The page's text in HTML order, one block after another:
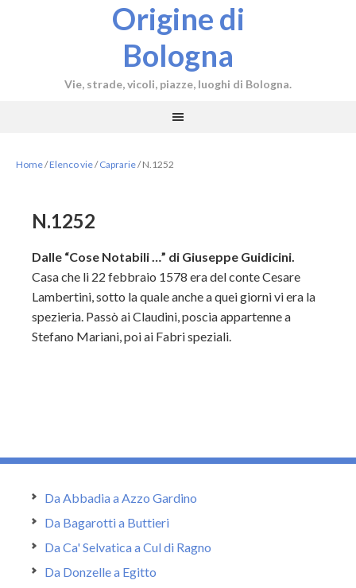
Origine di
Bologna
Vie, strade, vicoli, piazze, luoghi di Bologna.
Home/Elenco vie/ Caprarie/N.1252
N.1252
Dalle “Cose Notabili …” di Giuseppe Guidicini.
Casa che li 22 febbraio 1578 era del conte Cesare
Lambertini, sotto la quale anche a quei giorni vi era la
spezieria. Passò ai Claudini, poscia appartenne a
Stefano Mariani, poi ai Fabri speziali.
Da Abbadia a Azzo Gardino
Da Bagarotti a Buttieri
Da Ca' Selvatica a Cul di Ragno
Da Donzelle a Egitto